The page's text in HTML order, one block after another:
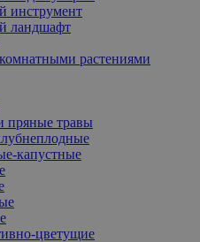
инструмент
ландшафт
растениями
пряные травы
капустные
цветущие